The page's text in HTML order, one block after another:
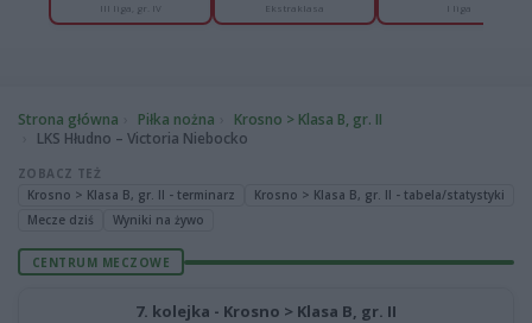
III liga, gr. IV Ekstraklasa I liga
Strona główna Piłka nożna
Krosno > Klasa B, gr. II
LKS Hłudno – Victoria Niebocko
ZOBACZ TEŻ
Krosno > Klasa B, gr. II - terminarz
Krosno > Klasa B, gr. II - tabela/statystyki
Mecze dziś
Wyniki na żywo
CENTRUM MECZOWE
7. kolejka - Krosno > Klasa B, gr. II